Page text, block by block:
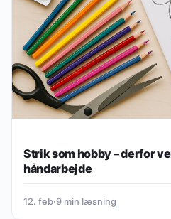
Strik som hobby – derfor
håndarbejde
12. feb·9 min læsning